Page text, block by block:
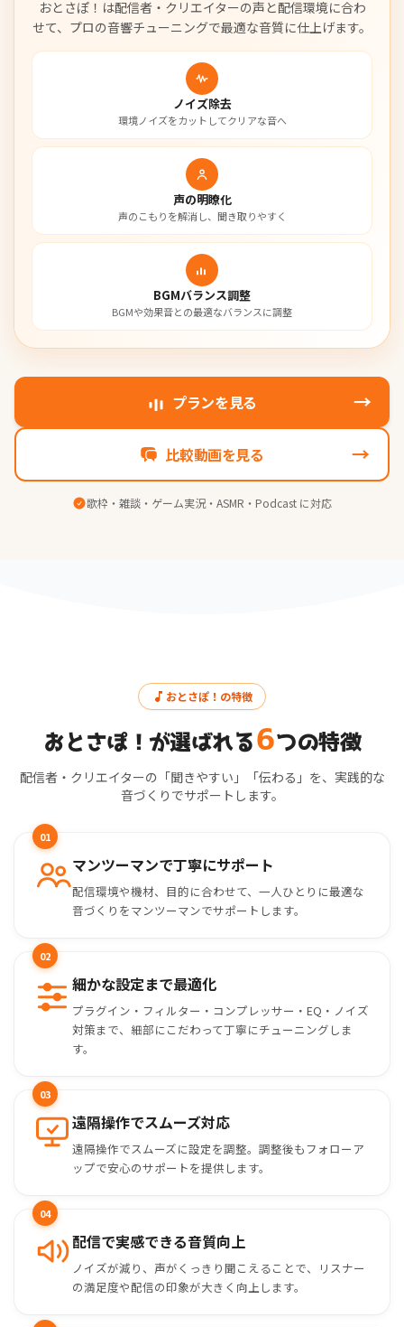
おとさぽ！は配信者・クリエイターの声と配信環境に合わ
せて、 プロの音響チューニングで最適な音質に仕上げます。
ノイズ除去
環境ノイズをカットしてクリアな音へ
声の明瞭化
声のこもりを解消し、聞き取りやすく
BGMバランス調整
BGMや効果音との最適なバランスに調整
プランを見る →
比較動画を見る →
歌枠・雑談・ゲーム実況・ASMR・Podcast に対応
おとさぽ！の特徴
おとさぽ！が選ばれる6つの特徴
配信者・クリエイターの「聞きやすい」「伝わる」を、実践的な
音づくりでサポートします。
01
マンツーマンで丁寧にサポート
配信環境や機材、目的に合わせて、一人ひとりに最適な
音づくりをマンツーマンでサポートします。
02
細かな設定まで最適化
プラグイン・フィルター・コンプレッサー・EQ・ノイズ
対策まで、細部にこだわって丁寧にチューニングしま
す。
03
遠隔操作でスムーズ対応
遠隔操作でスムーズに設定を調整。調整後もフォローア
ップで安心のサポートを提供します。
04
配信で実感できる音質向上
ノイズが減り、声がくっきり聞こえることで、リスナー
の満足度や配信の印象が大きく向上します。